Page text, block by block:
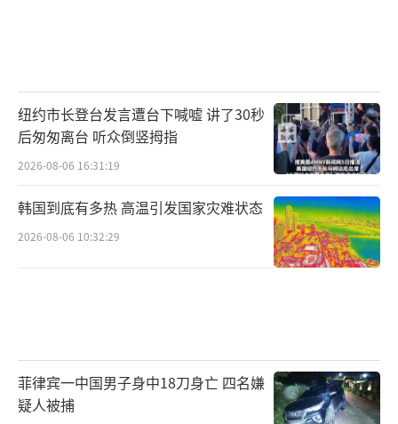
下，借助于中国自身经济的韧劲和发展势头，
人民币成了全球大多数国家锚定的新的国际货
币。俄罗斯此举既是帮助了中国，也帮助了自
能够让俄罗斯渡过现在的危机难关。（责任编辑：
卢其龙 CM0882）
纽约市长登台发言遭台下喊嘘 讲了30秒
后匆匆离台 听众倒竖拇指
2026-08-06 16:31:19
韩国到底有多热 高温引发国家灾难状态
2026-08-06 10:32:29
菲律宾一中国男子身中18刀身亡 四名嫌
疑人被捕